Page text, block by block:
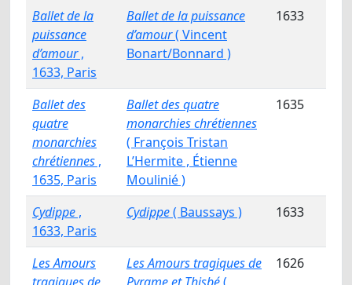
Ballet de la
puissance
d’amour,
1633, Paris
Ballet de la puissance
d’amour( Vincent
Bonart/Bonnard )
1633
Ballet des
quatre
monarchies
chrétiennes ,
1635, Paris
Ballet des quatre
monarchies chrétiennes
( François Tristan
L’Hermite , Étienne
Moulinié )
1635
Cydippe ,
1633, Paris
Cydippe( Baussays ) 1633
Les Amours
Les Amours tragiques de
1626